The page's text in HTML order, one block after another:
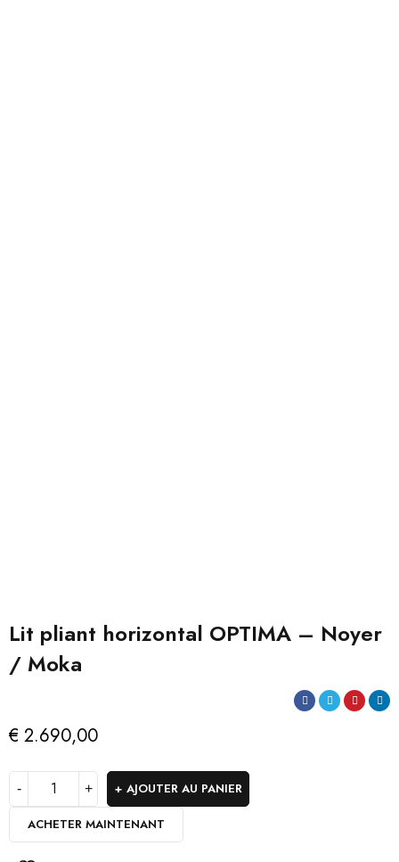
Lit pliant horizontal OPTIMA – Noyer
/ Moka
€ 2.690,00
AJOUTER AU PANIER
ACHETER MAINTENANT